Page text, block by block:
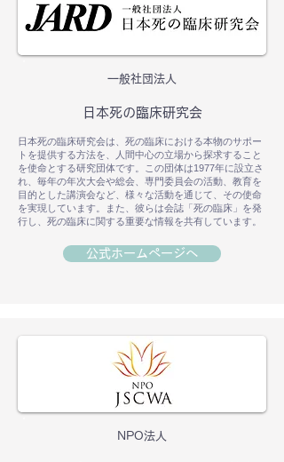
一般社団法人
日本死の臨床研究会
日本死の臨床研究会は、死の臨床における本物のサポー
トを提供する方法を、人間中心の立場から探求すること
を使命とする研究団体です。この団体は1977年に設立さ
れ、毎年の年次大会や総会、専門委員会の活動、教育を
目的とした講演会など、様々な活動を通じて、その使命
を実現しています。また、彼らは会誌「死の臨床」を発
行し、死の臨床に関する重要な情報を共有しています。
公式ホームページへ
NPO法人